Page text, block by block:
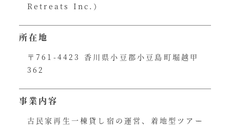
Retreats Inc.）
所在地
〒761-4423 香川県小豆郡小豆島町堀越甲
362
事業内容
古民家再生一棟貸し宿の運営、着地型ツアー